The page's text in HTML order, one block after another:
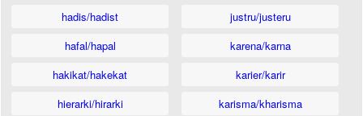
hadis/hadist
hafal/hapal
hakikat/hakekat
hierarki/hirarki
justru/justeru
karena/karna
karier/karir
karisma/kharisma